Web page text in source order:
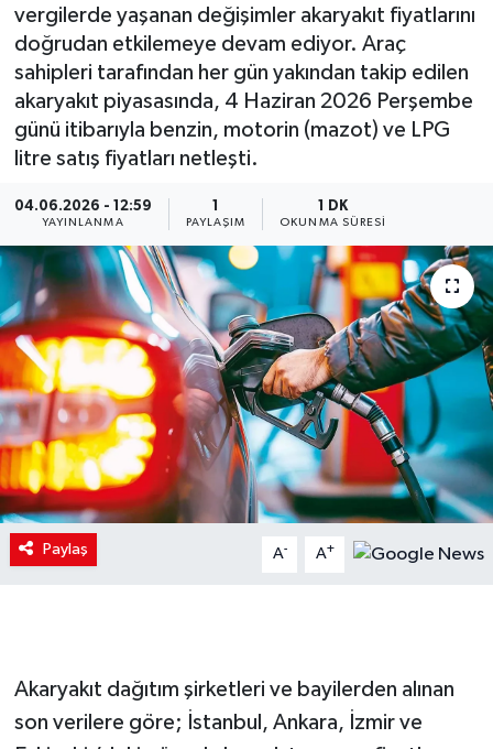
vergilerde yaşanan değişimler akaryakıt fiyatlarını
doğrudan etkilemeye devam ediyor. Araç
sahipleri tarafından her gün yakından takip edilen
akaryakıt piyasasında, 4 Haziran 2026 Perşembe
günü itibarıyla benzin, motorin (mazot) ve LPG
litre satış fiyatları netleşti.
04.06.2026 - 12:59
YAYINLANMA PAYLAŞIM
1 DK
OKUNMA SÜRESI
Paylaş A- A+
Akaryakıt dağıtım şirketleri ve bayilerden alınan
son verilere göre; İstanbul, Ankara, İzmir ve